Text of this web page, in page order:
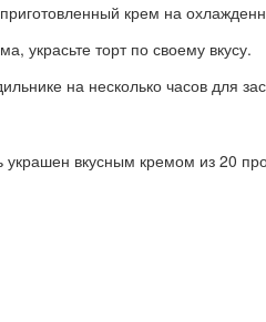
крем на
украсьте торт по своему вкусу.
на несколько часов для
украшен вкусным кремом из 20